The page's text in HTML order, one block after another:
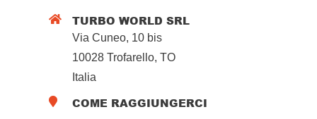
 TURBO WORLD SRL
Via Cuneo, 10 bis
10028 Trofarello, TO
Italia
 COME RAGGIUNGERCI